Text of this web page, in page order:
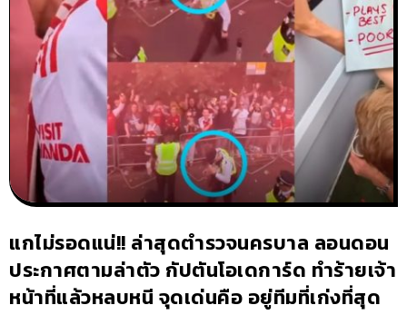
แกไม่รอดแน่!! ล่าสุดตำรวจนครบาล ลอนดอน
ประกาศตามล่าตัว กัปตันโอเดการ์ด ทำร้ายเจ้า
หน้าที่แล้วหลบหนี จุดเด่นคือ อยู่ทีมที่เก่งที่สุด